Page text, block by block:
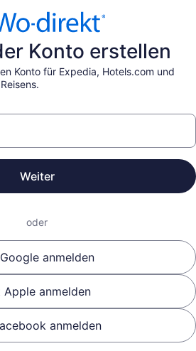
Konto erstellen
Konto für Expedia, Hotels.com und
Weiter
oder
anmelden
Apple anmelden
anmelden